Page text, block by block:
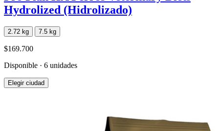
Hydrolized (Hidrolizado)
2.72 kg 7.5 kg
$169.700
Disponible · 6 unidades
Elegir ciudad